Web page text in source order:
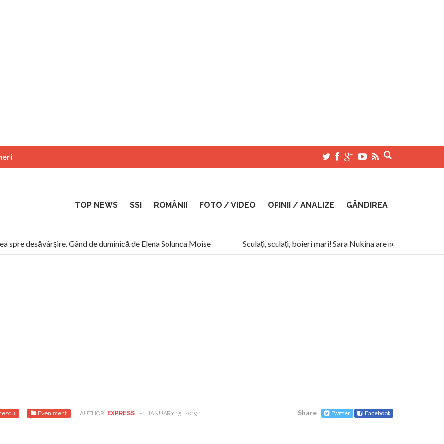
TOP NEWS SSI ROMÂNII FOTO / VIDEO OPINII / ANALIZE GÂNDIREA
desăvârșire. Gând de duminică de Elena Solunca Moise
Sculați, sculați, boieri mari! Sara Nukina are nevoie de ajutorul
“românii sunt slavi, nu latini”. Fostul agent ceaușist de la Humanitas militează pentru federalizarea României
Eveniment AUTHOR: EXPRESS - JANUARY 15, 2019 Share Twitter Facebook